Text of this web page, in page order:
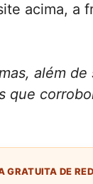
acima, a
além
que
GRATUITA DE